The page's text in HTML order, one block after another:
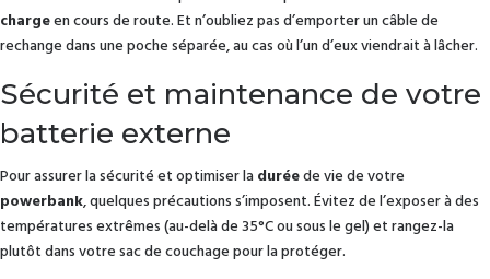
chargeen cours de route. Et n’oubliez pas d’emporter un câble de
rechange dans une poche séparée, au cas où l’un d’eux viendrait à lâcher.
Sécurité et maintenance de votre
batterie externe
Pour assurer la sécurité et optimiser laduréede vie de votre
powerbank, quelques précautions s’imposent. Évitez de l’exposer à des
températures extrêmes (au-delà de 35°C ou sous le gel) et rangez-la
plutôt dans votre sac de couchage pour la protéger.